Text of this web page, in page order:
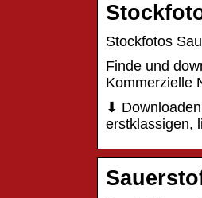
Stockfotos
Finde und
Kommerzielle
⬇
erstklassigen,